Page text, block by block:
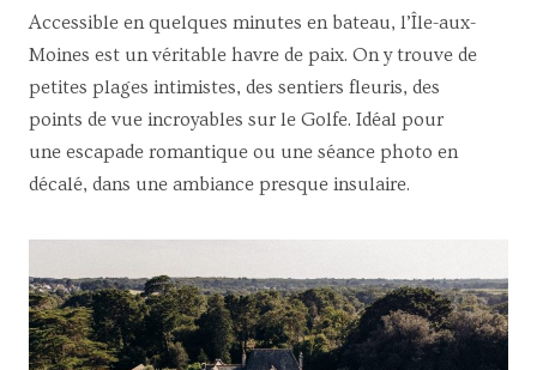
Accessible en quelques minutes en bateau, l’Île-aux-
Moines est un véritable havre de paix. On y trouve de
petites plages intimistes, des sentiers fleuris, des
points de vue incroyables sur le Golfe. Idéal pour
une escapade romantique ou une séance photo en
décalé, dans une ambiance presque insulaire.